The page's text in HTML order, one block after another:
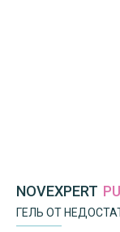
NOVEXPERT
ГЕЛЬ ОТ